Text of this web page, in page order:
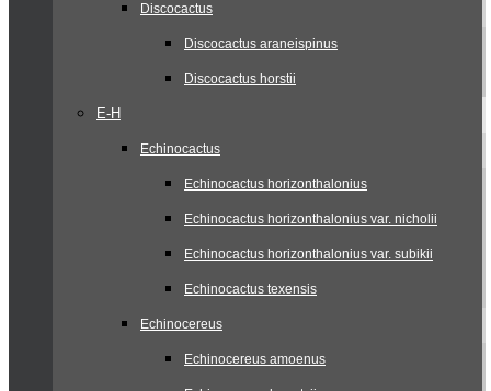
Discocactus
Discocactus araneispinus
Discocactus horstii
E-H
Echinocactus
Echinocactus horizonthalonius
Echinocactus horizonthalonius var. nicholii
Echinocactus horizonthalonius var. subikii
Echinocactus texensis
Echinocereus
Echinocereus amoenus